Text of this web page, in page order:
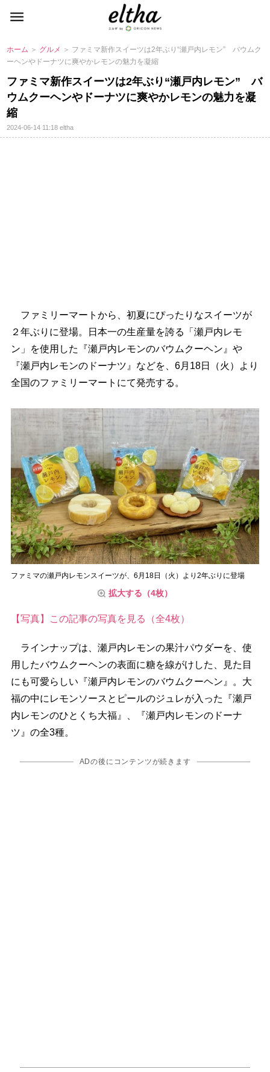
ホーム ＞ グルメ ＞ ファミマ新作スイーツは2年ぶり“瀬戸内レモン” バウムク
ーヘンやドーナツに爽やかレモンの魅力を凝縮
ファミマ新作スイーツは2年ぶり“瀬戸内レモン” バ
ウムクーヘンやドーナツに爽やかレモンの魅力を凝
縮
2024-06-14 11:18eltha
ファミリーマートから、初夏にぴったりなスイーツが
２年ぶりに登場。日本一の生産量を誇る「瀬戸内レモ
ン」を使用した『瀬戸内レモンのバウムクーヘン』
『瀬戸内レモンのドーナツ』などを、6月18日（火）より
全国のファミリーマートにて発売する。
ファミマの瀬戸内レモンスイーツが、6月18日（火）より2年ぶりに登場
拡大する（4枚）
【写真】この記事の写真を見る（全4枚）
ラインナップは、瀬戸内レモンの果汁パウダーを、使
用したバウムクーヘンの表面に糖を線がけした、見た目
にも可愛らしい『瀬戸内レモンのバウムクーヘン』。大
福の中にレモンソースとピールのジュレが入った『瀬戸
内レモンのひとくち大福』、『瀬戸内レモンのドーナ
ツ』の全3種。
ADの後にコンテンツが続きます